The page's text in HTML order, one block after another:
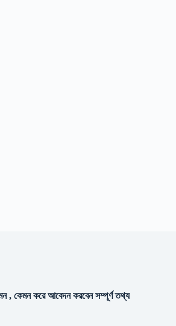
, কেমন করে আবেদন করবেন সম্পূর্ণ তথ্য